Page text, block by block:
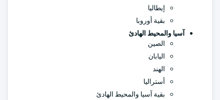
إيطاليا
بقية أوروبا
آسيا والمحيط الهادئ
الصين
اليابان
الهند
أستراليا
بقية آسيا والمحيط الهادئ